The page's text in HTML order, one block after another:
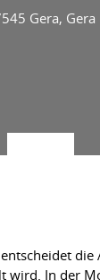
Gera, Gera
In der